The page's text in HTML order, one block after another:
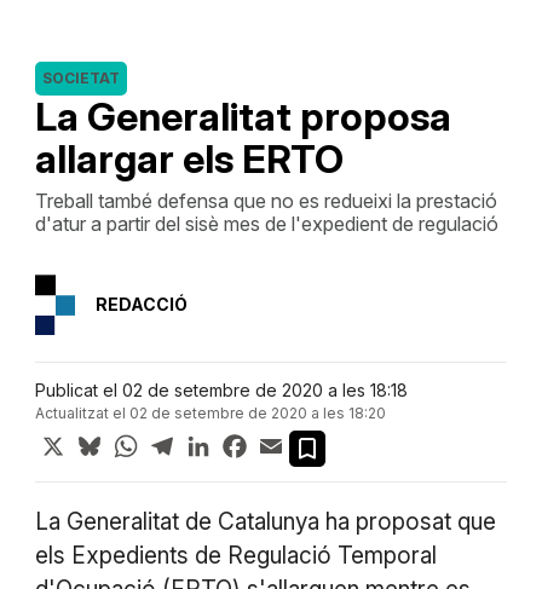
La Generalitat proposa
allargar els ERTO
SOCIETAT
Treball també defensa que no es redueixi la prestació
d'atur a partir del sisè mes de l'expedient de regulació
REDACCIÓ
Publicat el 02 de setembre de 2020 a les 18:18
Actualitzat el 02 de setembre de 2020 a les 18:20
X BlueskyWhatsApp
TelegramLinkedInFacebook
Email
La Generalitat de Catalunya ha proposat que
els Expedients de Regulació Temporal